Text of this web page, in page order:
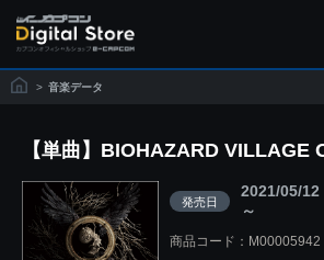
> 音楽データ
【単曲】BIOHAZARD
発売日
2021/05/12
～
商品コード：M00005942